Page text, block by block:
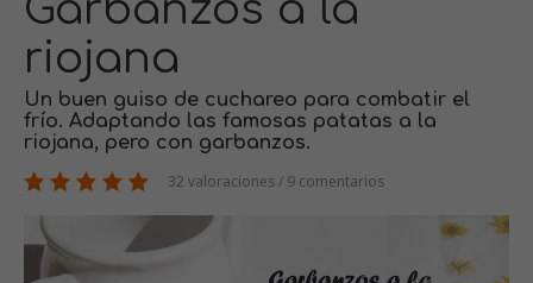
Garbanzos a la
riojana
Un buen guiso de cuchareo para combatir el
frío. Adaptando las famosas patatas a la
riojana, pero con garbanzos.
32 valoraciones / 9 comentarios